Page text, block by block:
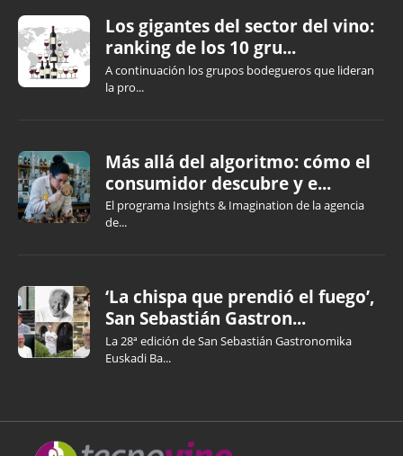
Los gigantes del sector del vino:
ranking de los 10 gru...
A continuación los grupos bodegueros que lideran
la pro...
Más allá del algoritmo: cómo el
consumidor descubre y e...
El programa Insights & Imagination de la agencia
de...
‘La chispa que prendió el fuego’,
San Sebastián Gastron...
La 28ª edición de San Sebastián Gastronomika
Euskadi Ba...